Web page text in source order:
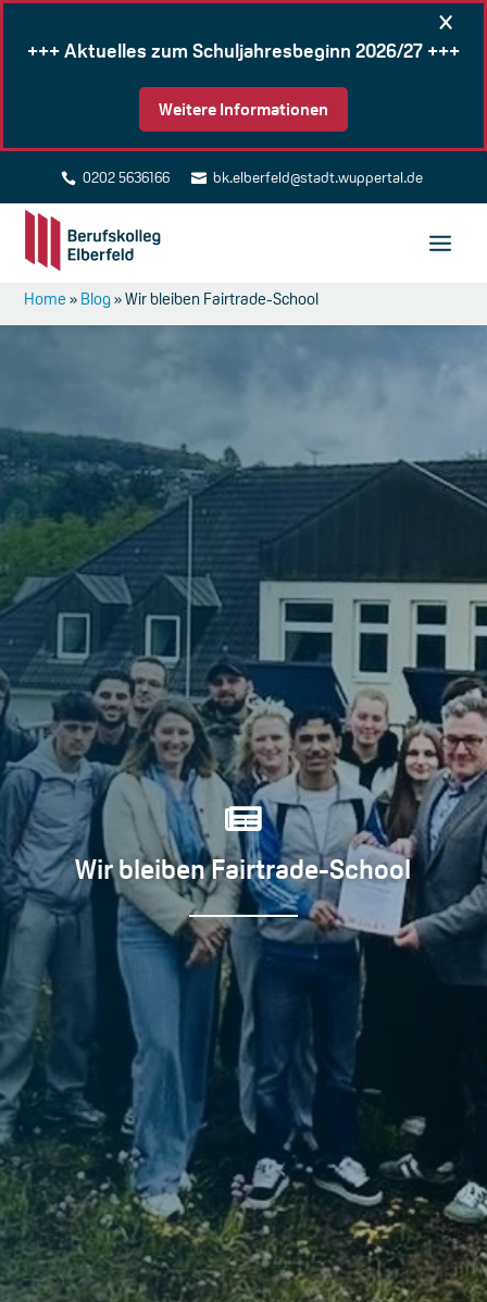
 0202 5636166  bk.elberfeld@stadt.wuppertal.de
Home » Blog»Wir bleiben Fairtrade-School

Wir bleiben Fairtrade-School
+++ Aktuelles zum Schuljahresbeginn 2026/27 +++
Weitere Informationen
×